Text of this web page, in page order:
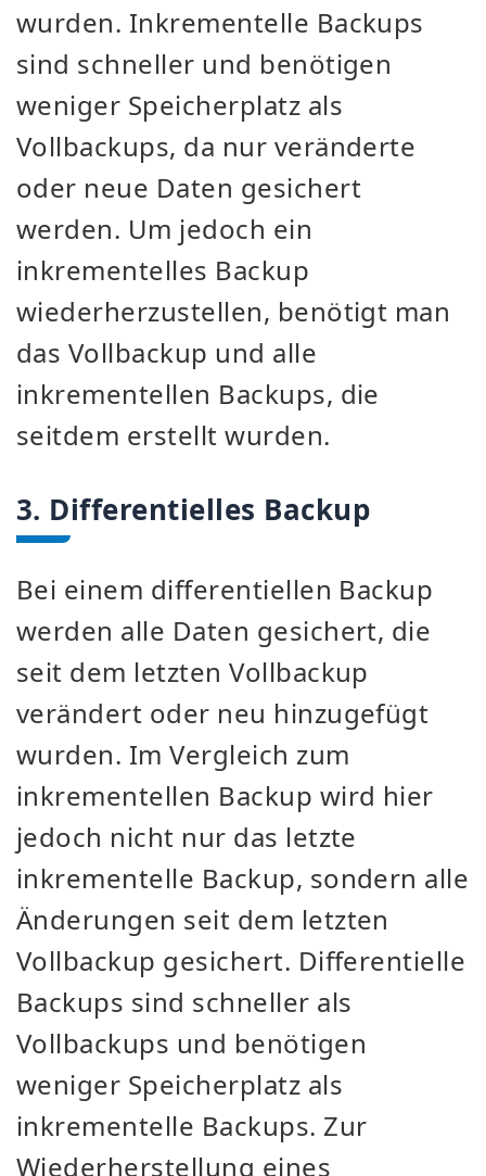
wurden. Inkrementelle Backups
sind schneller und benötigen
weniger Speicherplatz als
Vollbackups, da nur veränderte
oder neue Daten gesichert
werden. Um jedoch ein
inkrementelles Backup
wiederherzustellen, benötigt man
das Vollbackup und alle
inkrementellen Backups, die
seitdem erstellt wurden.
3. Differentielles Backup
Bei einem differentiellen Backup
werden alle Daten gesichert, die
seit dem letzten Vollbackup
verändert oder neu hinzugefügt
wurden. Im Vergleich zum
inkrementellen Backup wird hier
jedoch nicht nur das letzte
inkrementelle Backup, sondern alle
Änderungen seit dem letzten
Vollbackup gesichert. Differentielle
Backups sind schneller als
Vollbackups und benötigen
weniger Speicherplatz als
inkrementelle Backups. Zur
Wiederherstellung eines